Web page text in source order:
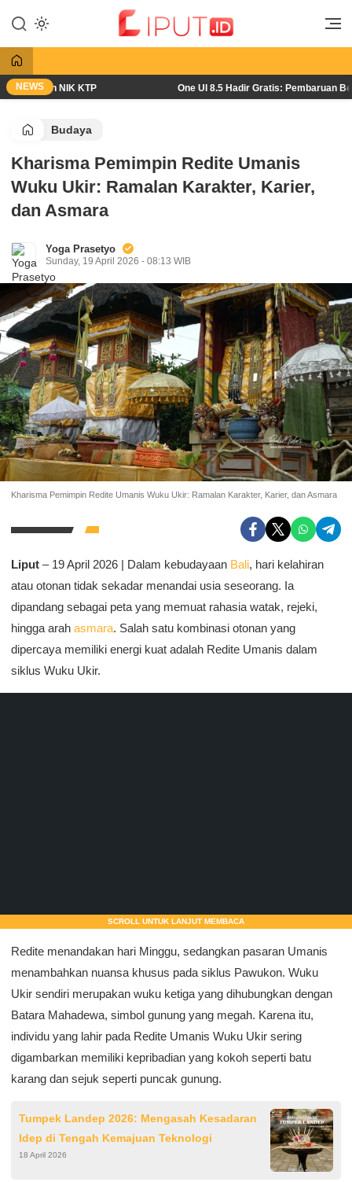
konten
Liput
Liputan Digital
NEWSNIK KTP One UI 8.5 Hadir Gratis: Pembaruan Besar
Budaya
Kharisma Pemimpin Redite Umanis
Wuku Ukir: Ramalan Karakter, Karier,
dan Asmara
Yoga Prasetyo
Sunday, 19 April 2026 - 08:13 WIB
Kharisma Pemimpin Redite Umanis Wuku Ukir: Ramalan Karakter, Karier, dan Asmara
Liput – 19 April 2026 | Dalam kebudayaan Bali, hari kelahiran
atau otonan tidak sekadar menandai usia seseorang. Ia
dipandang sebagai peta yang memuat rahasia watak, rejeki,
hingga arah asmara. Salah satu kombinasi otonan yang
dipercaya memiliki energi kuat adalah Redite Umanis dalam
siklus Wuku Ukir.
SCROLL UNTUK LANJUT MEMBACA
Redite menandakan hari Minggu, sedangkan pasaran Umanis
menambahkan nuansa khusus pada siklus Pawukon. Wuku
Ukir sendiri merupakan wuku ketiga yang dihubungkan dengan
Batara Mahadewa, simbol gunung yang megah. Karena itu,
individu yang lahir pada Redite Umanis Wuku Ukir sering
digambarkan memiliki kepribadian yang kokoh seperti batu
karang dan sejuk seperti puncak gunung.
Tumpek Landep 2026: Mengasah Kesadaran
Idep di Tengah Kemajuan Teknologi
18 April 2026